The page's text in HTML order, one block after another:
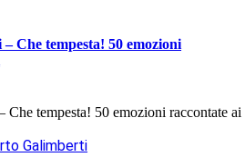
Che tempesta! 50 emozioni
Che tempesta! 50 emozioni raccontate ai
Galimberti